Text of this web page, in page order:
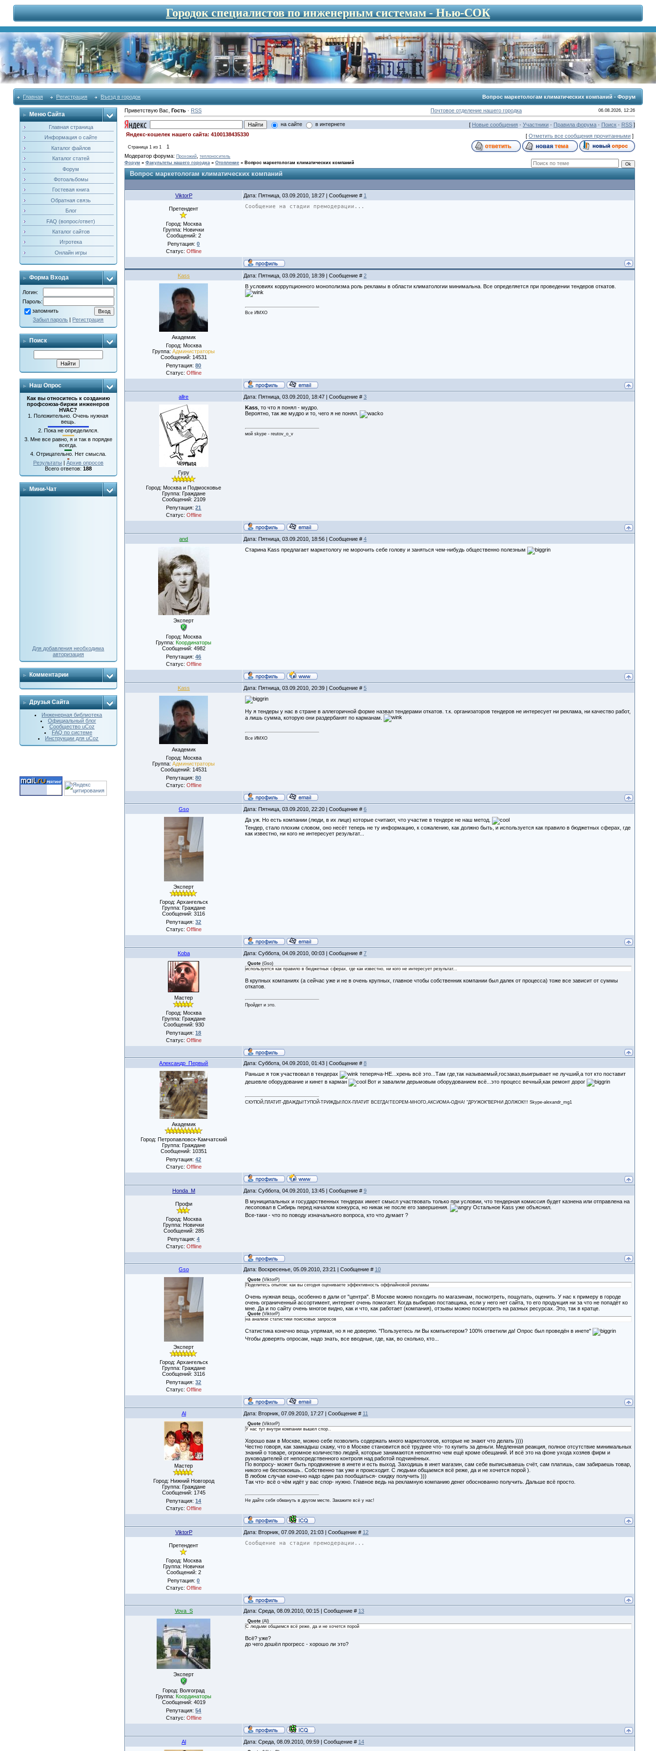
Городок специалистов по инженерным системам - Нью-СОК
Главная Регистрация Въезд в городок Вопрос маркетологам климатических компаний - Форум
Меню Сайта
Главная страница
Информация о сайте
Каталог файлов
Каталог статей
Форум
Фотоальбомы
Гостевая книга
Обратная связь
Блог
FAQ (вопрос/ответ)
Каталог сайтов
Игротека
Онлайн игры
Форма Входа
Логин:
Пароль:
запомнить
Забыл пароль | Регистрация
Поиск
Наш Опрос
Как вы относитесь к созданию
профсоюза-биржи инженеров
HVAC?
1.Положительно. Очень нужная
вещь.
2. Пока не определился.
3. Мне все равно, я и так в порядке
всегда.
4. Отрицательно. Нет смысла.
Результаты | Архив опросов
Всего ответов: 188
Мини-Чат
Для добавления необходима
авторизация
Комментарии
Друзья Сайта
Инженерная библиотека
Официальный блог
Сообщество uCoz
FAQ по системе
Инструкции для uCoz
Приветствую Вас Гость· RSS Почтовое отделение нашего городка 06.08.2026, 12:26
на сайте в интернете [ Новые сообщения· Участники· Правила форума· Поиск· RSS]
Яндекс-кошелек нашего сайта: 4100138435330
[ Отметить все сообщения прочитанными]
Страница 1 из 1
1
Модератор форума: Прохожий, теплоноситель
Форум » Факультеты нашего городка » Отопление » Вопрос маркетологам климатических компаний
Вопрос маркетологам климатических компаний
ViktorP Дата: Пятница, 03.09.2010, 18:27 | Сообщение # 1
Претендент
Город: Москва
Группа: Новички
Сообщений: 2
Репутация:0
Статус: Offline
Сообщение на стадии премодерации...
Kass Дата: Пятница, 03.09.2010, 18:39 | Сообщение # 2
Академик
Город: Москва
Группа:Администраторы
Сообщений: 14531
Репутация:80
Статус: Offline
В условиях коррупционного монополизма роль рекламы в области климатологии минимальна. Все определяется при проведении тендеров откатов.
Все ИМХО
allre Дата: Пятница, 03.09.2010, 18:47 | Сообщение # 3
Гуру
Город: Москва и Подмосковье
Группа: Граждане
Сообщений: 2109
Репутация:21
Статус: Offline
Kass, то что я понял - мудро.
Вероятно, так же мудро и то, чего я не понял.
мой skype - reutov_o_v
and Дата: Пятница, 03.09.2010, 18:56 | Сообщение # 4
Эксперт
Город: Москва
Группа:Координаторы
Сообщений: 4982
Репутация:46
Статус: Offline
Старина Kass предлагает маркетологу не морочить себе голову и заняться чем-нибудь общественно полезным
Kass Дата: Пятница, 03.09.2010, 20:39 | Сообщение # 5
Академик
Город: Москва
Группа:Администраторы
Сообщений: 14531
Репутация:80
Статус: Offline
Ну я тендеры у нас в стране в аллегоричной форме назвал тендерами откатов. т.к. организаторов тендеров не интересует ни реклама, ни качество работ,
а лишь сумма, которую они раздербанят по карманам.
Все ИМХО
Gso Дата: Пятница, 03.09.2010, 22:20 | Сообщение # 6
Эксперт
Город: Архангельск
Группа: Граждане
Сообщений:3116
Репутация:32
Статус: Offline
Да уж. Но есть компании (люди, в их лице) которые считают, что участие в тендере не наш метод.
Тендер, стало плохим словом, оно несёт теперь не ту информацию, к сожалению, как должно быть, и используется как правило в бюджетных сферах, где
как известно, ни кого не интересует результат...
Koba Дата: Суббота, 04.09.2010, 00:03 | Сообщение # 7
Мастер
Город: Москва
Группа: Граждане
Сообщений: 930
Репутация:18
Статус: Offline
Quote(Gso)
используется как правило в бюджетных сферах, где как известно, ни кого не интересует результат...
В крупных компаниях (а сейчас уже и не в очень крупных, главное чтобы собственник компании был далек от процесса) тоже все зависит от суммы
откатов.
Пройдет и это.
Александр_Первый Дата: Суббота, 04.09.2010, 01:43 | Сообщение # 8
Академик
Город: Петропавловск-Камчатский
Группа: Граждане
Сообщений: 10351
Репутация:42
Статус: Offline
Раньше я тож участвовал в тендерах
теперяча-НЕ...хрень всё это...Там где,так называемый,госзаказ,выигрывает не лучший,а тот кто поставит
дешевле оборудование и кинет в карман
Вот и завалили дерьмовым оборудованием всё...это процесс вечный,как ремонт дорог
СКУПОЙ,ПЛАТИТ-ДВАЖДЫ!ТУПОЙ-ТРИЖДЫ!ЛОХ-ПЛАТИТ ВСЕГДА!ТЕОРЕМ-МНОГО,АКСИОМА-ОДНА! "ДРУЖОК"ВЕРНИ ДОЛЖОК!!! Skype-alexandr_mg1
Honda_M Дата: Суббота, 04.09.2010, 13:45 | Сообщение # 9
Профи
Город: Москва
Группа: Новички
Сообщений: 285
Репутация:4
Статус: Offline
В муниципальных и государственных тендерах имеет смысл участвовать только при условии, что тендерная комиссия будет казнена или отправлена на
лесоповал в Сибирь перед началом конкурса, но никак не после его завершения.
Остальное Kass уже объяснил.
Все-таки - что по поводу изначального вопроса, кто что думает ?
Gso Дата: Воскресенье, 05.09.2010, 23:21 | Сообщение # 10
Эксперт
Город: Архангельск
Группа: Граждане
Сообщений:3116
Репутация:32
Статус: Offline
Quote(ViktorP)
Поделитесь опытом: как вы сегодня оцениваете эффективность оффлайновой рекламы
Очень нужная вещь, особенно в дали от "центра". В Москве можно походить по магазинам, посмотреть, пощупать, оценить. У нас к примеру в городе
очень ограниченный ассортимент, интернет очень помогает. Когда выбираю поставщика, если у него нет сайта, то его продукция ни за что не попадёт ко
мне. Да и по сайту очень многое видно, как и что, как работает (компания), отзывы можно посмотреть на разных ресурсах. Это, так в кратце.
Quote(ViktorP)
на анализе статистики поисковых запросов
Статистика конечно вещь упрямая, но я не доверяю. "Пользуетесь ли Вы компьютером? 100% ответили да! Опрос был проведён в инете"
Чтобы доверять опросам, надо знать, все вводные, где, как, во сколько, кто...
Al Дата: Вторник, 07.09.2010, 17:27 | Сообщение # 11
Мастер
Город: Нижний Новгород
Группа: Граждане
Сообщений: 1745
Репутация:14
Статус: Offline
Quote(ViktorP)
У нас тут внутри компании вышел спор..
Хорошо вам в Москве, можно себе позволить содержать много маркетологов, которые не знают что делать ))))
Честно говоря, как замкадыш скажу, что в Москве становится всё труднее что- то купить за деньги. Медленная реакция, полное отсутствие минимальных
знаний о товаре, огромное количество людей, которые занимаются непонятно чем ещё кроме обещаний. И всё это на фоне ухода хозяев фирм и
руководителей от непосредственного контроля над работой подчинённых.
По вопросу- может быть продвижение в инете и есть выход. Заходишь в инет магазин, сам себе выписываешь счёт, сам платишь, сам забираешь товар,
никого не беспокоишь.. Собственно так уже и происходит. С людьми общаемся всё реже, да и не хочется порой ).
В любом случае конечно надо один раз пообщаться- скидку получить )))
Так что- всё о чём идёт у вас спор- нужно. Главное ведь на рекламную компанию денег обоснованно получить. Дальше всё просто.
Не дайте себя обмануть в другом месте. Закажите всё у нас!
ViktorP Дата: Вторник, 07.09.2010, 21:03 | Сообщение # 12
Претендент
Город: Москва
Группа: Новички
Сообщений: 2
Репутация:0
Статус: Offline
Сообщение на стадии премодерации...
Vova_S Дата: Среда, 08.09.2010, 00:15 | Сообщение # 13
Эксперт
Город: Волгоград
Группа:Координаторы
Сообщений: 4019
Репутация:54
Статус: Offline
Quote(Al )
С людьми общаемся всё реже, да и не хочется порой
Всё? уже?
до чего дошёл прогресс - хорошо ли это?
Al Дата: Среда, 08.09.2010, 09:59 | Сообщение # 14